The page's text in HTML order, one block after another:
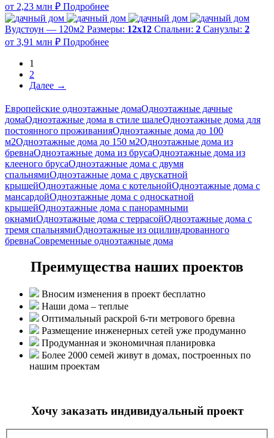
от 2,23 млн ₽ Подробнее
Вудстоун — 120м2 Размеры: 12х12 Спальни: 2 Санузлы: 2
от 3,91 млн ₽ Подробнее
1
2
Далее →
Европейские одноэтажные домаОдноэтажные дачные
домаОдноэтажные дома в стиле шалеОдноэтажные дома для
постоянного проживанияОдноэтажные дома до 100
м2Одноэтажные дома до 150 м2Одноэтажные дома из
бревнаОдноэтажные дома из брусаОдноэтажные дома из
клееного брусаОдноэтажные дома с двумя
спальнямиОдноэтажные дома с двускатной
крышейОдноэтажные дома с котельнойОдноэтажные дома с
мансардойОдноэтажные дома с односкатной
крышейОдноэтажные дома с панорамными
окнамиОдноэтажные дома с террасойОдноэтажные дома с
тремя спальнямиОдноэтажные из оцилиндрованного
бревнаСовременные одноэтажные дома
Преимущества наших проектов
Вносим изменения в проект бесплатно
Наши дома – теплые
Оптимальный раскрой 6-ти метрового бревна
Размещение инженерных сетей уже продуманно
Продуманная и экономичная планировка
Более 2000 семей живут в домах, построенных по
нашим проектам
Хочу заказать индивидуальный проект